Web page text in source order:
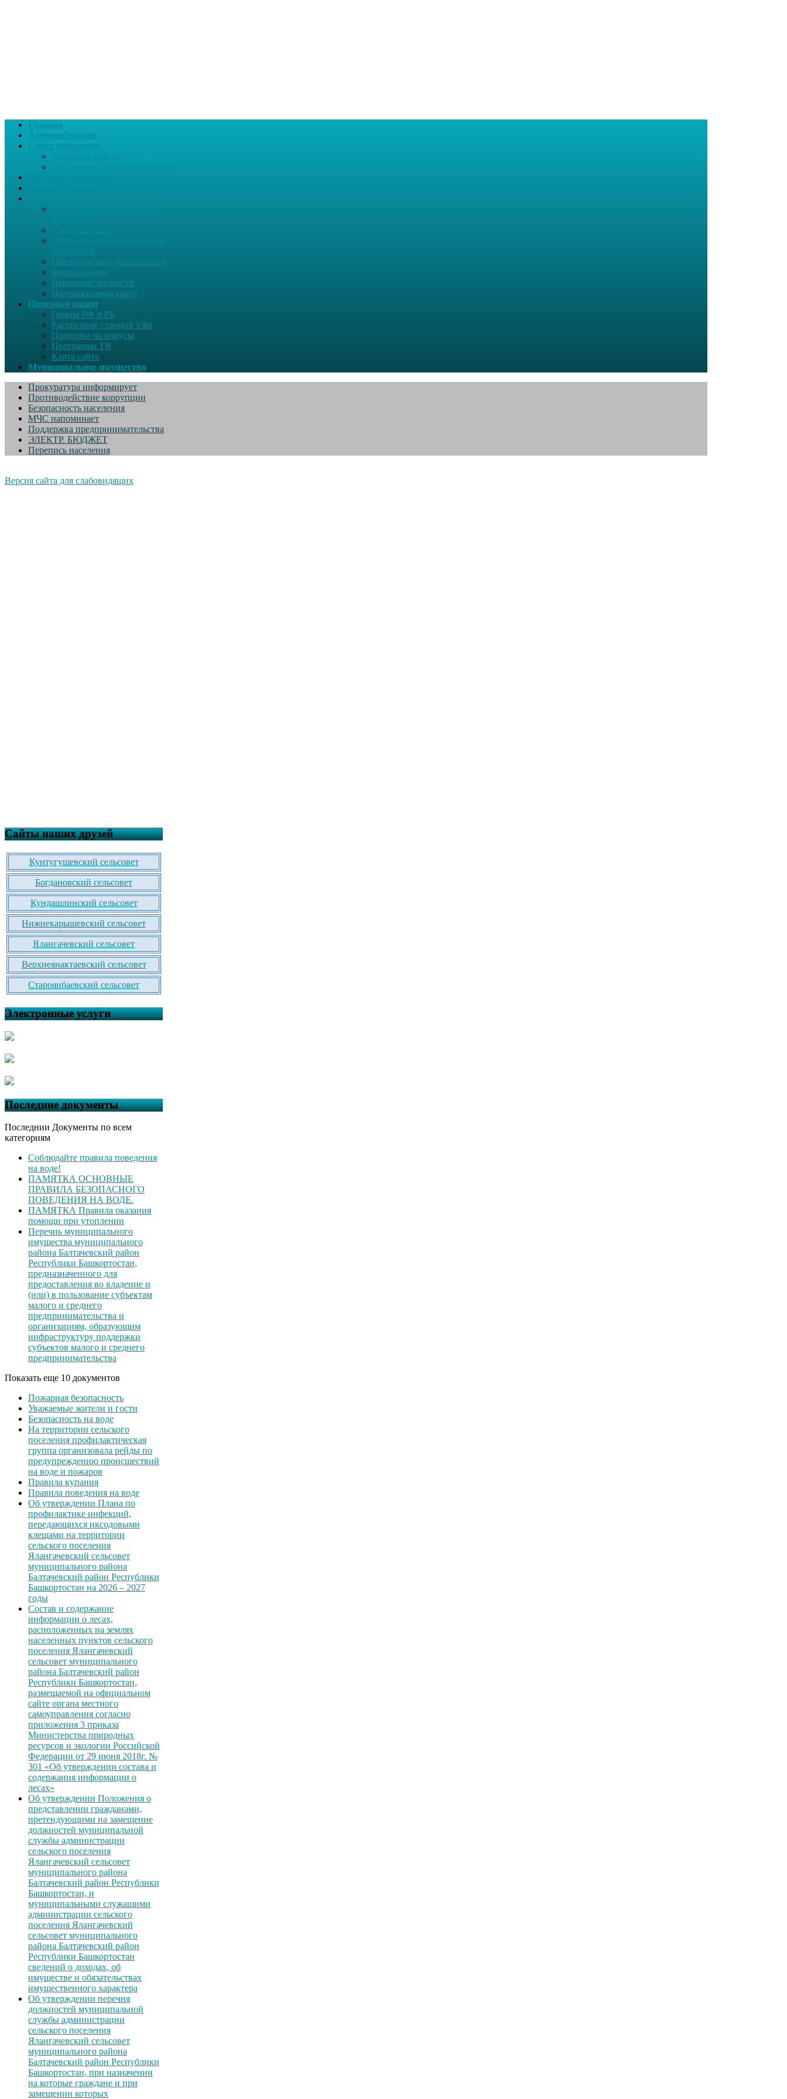
Главная
Администрация
поселении
Предприятия и организации
Фотоальбомы
Именитые личности
Интерактивная карта
Полезные опции
Гимны РФ и РБ
Расписание станция Уфа
Проверка на вирусы
Программа ТВ
Карта сайта
Муниципальное имущество
Прокуратура информирует
Противодействие коррупции
Безопасность населения
МЧС напоминает
Поддержка предпринимательства
ЭЛЕКТР. БЮДЖЕТ
Перепись населения
Версия сайта для слабовидящих
Сайты наших друзей
Кунтугушевский сельсовет
Богдановский сельсовет
Кундашлинский сельсовет
Нижнекарышевский сельсовет
Ялангачевский сельсовет
Верхнеянактаевский сельсовет
Староянбаевский сельсовет
Электронные услуги
Последние документы
Последнии Документы по всем
категориям
Соблюдайте правила поведения
на воде!
ПАМЯТКА ОСНОВНЫЕ
ПРАВИЛА БЕЗОПАСНОГО
ПОВЕДЕНИЯ НА ВОДЕ.
ПАМЯТКА Правила оказания
помощи при утоплении
Перечнь муниципального
имущества муниципального
района Балтачевский район
Республики Башкортостан,
предназначенного для
предоставления во владение и
(или) в пользование субъектам
малого и среднего
предпринимательства и
организациям, образующим
инфраструктуру поддержки
субъектов малого и среднего
предпринимательства
Показать еще 10 документов
Пожарная безопасность
Уважаемые жители и гости
Безопасность на воде
На территории сельского
поселения профилактическая
группа организовала рейды по
предупреждению происшествий
на воде и пожаров
Правила купания
Правила поведения на воде
Об утверждении Плана по
профилактике инфекций,
передающихся иксодовыми
клещами на территории
сельского поселения
Ялангачевский сельсовет
муниципального района
Балтачевский район Республики
Башкортостан на 2026 – 2027
годы
Состав и содержание
информации о лесах,
расположенных на землях
населенных пунктов сельского
поселения Ялангачевский
сельсовет муниципального
района Балтачевский район
Республики Башкортостан,
размещаемой на официальном
сайте органа местного
самоуправления согласно
приложения 3 приказа
Министерства природных
ресурсов и экологии Российской
Федерации от 29 июня 2018г. №
301 «Об утверждении состава и
содержания информации о
лесах»
Об утверждении Положения о
представлении гражданами,
претендующими на замещение
должностей муниципальной
службы администрации
сельского поселения
Ялангачевский сельсовет
муниципального района
Балтачевский район Республики
Башкортостан, и
муниципальными служащими
администрации сельского
поселения Ялангачевский
сельсовет муниципального
района Балтачевский район
Республики Башкортостан
сведений о доходах, об
имуществе и обязательствах
имущественного характера
Об утверждении перечня
должностей муниципальной
службы администрации
сельского поселения
Ялангачевский сельсовет
муниципального района
Балтачевский район Республики
Башкортостан, при назначении
на которые граждане и при
замещении которых